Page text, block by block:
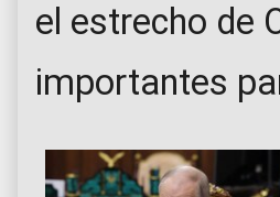
el estrecho de
importantes